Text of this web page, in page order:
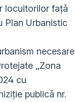
locuitorilor față
Plan Urbanistic
necesare
„Zona
cu
publică nr.